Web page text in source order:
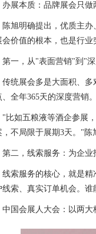
办展本质：品牌展会只
陈旭明确提出，优质主
会价值的根本，也是行业
第一，从"表面营销"到"
传统展会多是大面积、
全年365天的深度营销。
"比如五粮液等酒企参展
，不局限于展期3天。"陈
第二，线索服务：为企业
线索服务的核心，就是
线索、真实订单机会。谁
中国会展人大会：以两大